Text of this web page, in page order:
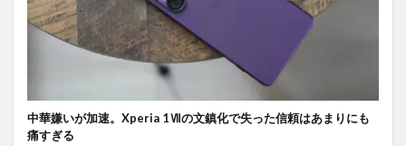
中華嫌いが加速。Xperia 1Ⅶの文鎮化で失った信頼はあまりにも
痛すぎる